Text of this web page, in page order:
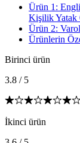
Ürün 1:
Kişilik Yatak
Ürün 2:
Ürünlerin
Birinci ürün
3.8 / 5
İkinci ürün